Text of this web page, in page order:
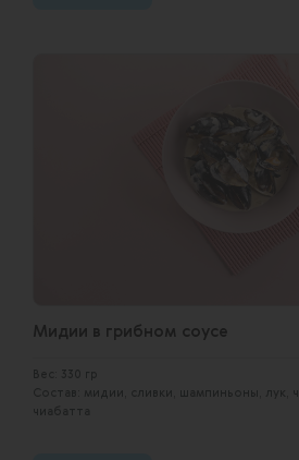
Мидии в грибном соусе
Вес: 330 гр
Состав: мидии, сливки, шампиньоны, лук,
чиабатта